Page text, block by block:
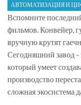
АВТОМАТИЗАЦИЯ И
Вспомните
фильмов. Конвейер,
вручную крутят
Сегодняшний завод -
который умеет
производство
сложная экосистема